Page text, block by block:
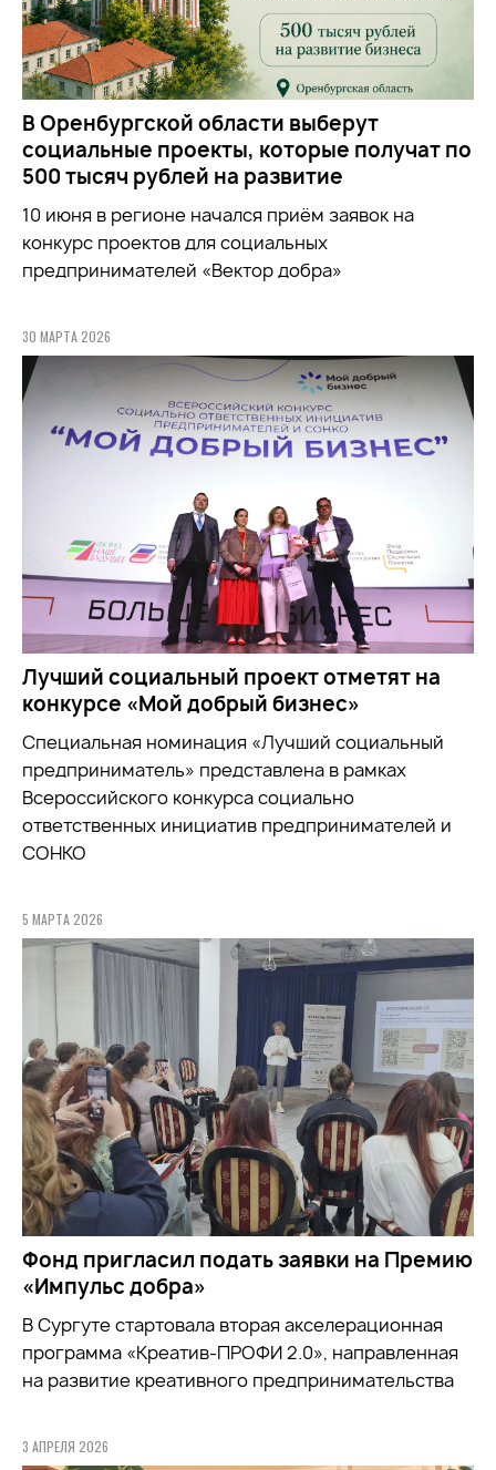
В Оренбургской области выберут
социальные проекты, которые получат по
500 тысяч рублей на развитие
10 июня в регионе начался приём заявок на
конкурс проектов для социальных
предпринимателей «Вектор добра»
30 МАРТА 2026
Лучший социальный проект отметят на
конкурсе «Мой добрый бизнес»
Специальная номинация «Лучший социальный
предприниматель» представлена в рамках
Всероссийского конкурса социально
ответственных инициатив предпринимателей и
СОНКО
5 МАРТА 2026
Фонд пригласил подать заявки на Премию
«Импульс добра»
В Сургуте стартовала вторая акселерационная
программа «Креатив-ПРОФИ 2.0», направленная
на развитие креативного предпринимательства
3 АПРЕЛЯ 2026